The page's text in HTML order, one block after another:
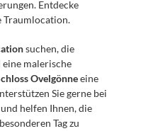
Traumlocation.
suchen, die
malerische
Ovelgönne eine
Sie gerne bei
und helfen Ihnen, die
Tag zu